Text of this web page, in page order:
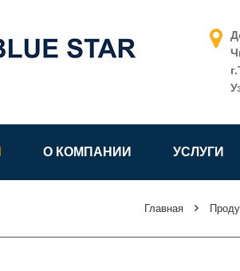
О КОМПАНИИ УСЛУГИ
Главная